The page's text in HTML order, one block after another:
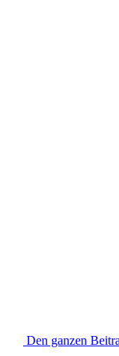
Den ganzen